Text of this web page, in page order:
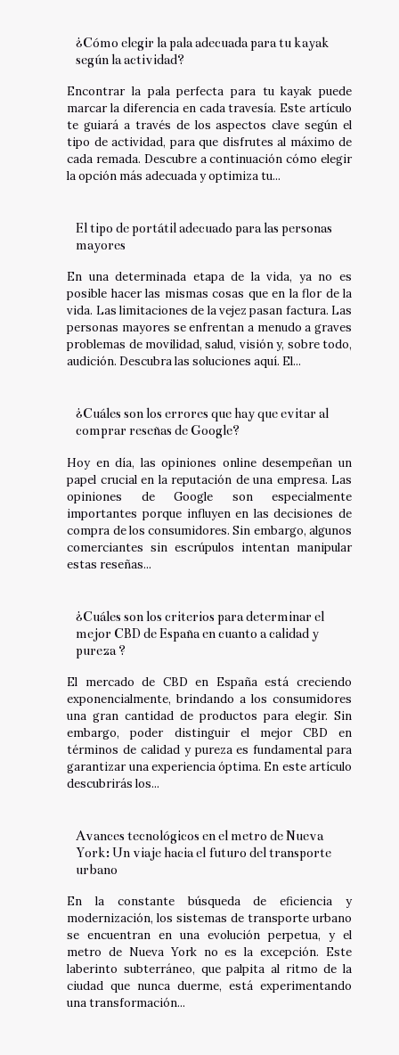
¿Cómo elegir la pala adecuada para tu kayak
según la actividad?
Encontrar la pala perfecta para tu kayak puede
marcar la diferencia en cada travesía. Este artículo
te guiará a través de los aspectos clave según el
tipo de actividad, para que disfrutes al máximo de
cada remada. Descubre a continuación cómo elegir
la opción más adecuada y optimiza tu...
El tipo de portátil adecuado para las personas
mayores
En una determinada etapa de la vida, ya no es
posible hacer las mismas cosas que en la flor de la
vida. Las limitaciones de la vejez pasan factura. Las
personas mayores se enfrentan a menudo a graves
problemas de movilidad, salud, visión y, sobre todo,
audición. Descubra las soluciones aquí. El...
¿Cuáles son los errores que hay que evitar al
comprar reseñas de Google?
Hoy en día, las opiniones online desempeñan un
papel crucial en la reputación de una empresa. Las
opiniones de Google son especialmente
importantes porque influyen en las decisiones de
compra de los consumidores. Sin embargo, algunos
comerciantes sin escrúpulos intentan manipular
estas reseñas...
¿Cuáles son los criterios para determinar el
mejor CBD de España en cuanto a calidad y
pureza ?
El mercado de CBD en España está creciendo
exponencialmente, brindando a los consumidores
una gran cantidad de productos para elegir. Sin
embargo, poder distinguir el mejor CBD en
términos de calidad y pureza es fundamental para
garantizar una experiencia óptima. En este artículo
descubrirás los...
Avances tecnológicos en el metro de Nueva
York: Un viaje hacia el futuro del transporte
urbano
En la constante búsqueda de eficiencia y
modernización, los sistemas de transporte urbano
se encuentran en una evolución perpetua, y el
metro de Nueva York no es la excepción. Este
laberinto subterráneo, que palpita al ritmo de la
ciudad que nunca duerme, está experimentando
una transformación...